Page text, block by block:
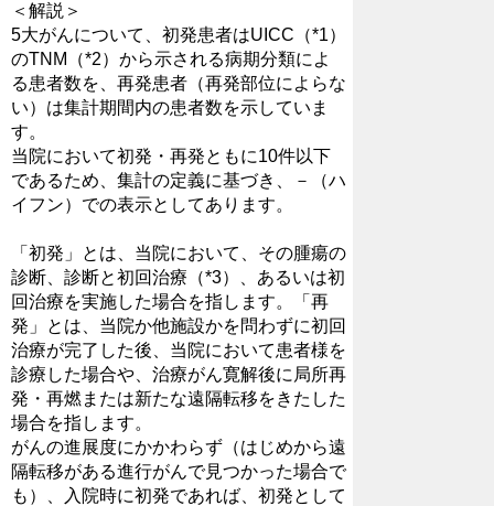
＜解説＞
5大がんについて、初発患者はUICC（*1）
のTNM（*2）から示される病期分類によ
る患者数を、再発患者（再発部位によらな
い）は集計期間内の患者数を示していま
す。
当院において初発・再発ともに10件以下
であるため、集計の定義に基づき、－（ハ
イフン）での表示としてあります。
「初発」とは、当院において、その腫瘍の
診断、診断と初回治療（*3）、あるいは初
回治療を実施した場合を指します。「再
発」とは、当院か他施設かを問わずに初回
治療が完了した後、当院において患者様を
診療した場合や、治療がん寛解後に局所再
発・再燃または新たな遠隔転移をきたした
場合を指します。
がんの進展度にかかわらず（はじめから遠
隔転移がある進行がんで見つかった場合で
も）、入院時に初発であれば、初発として